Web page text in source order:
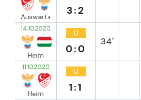
Auswärts 3:2
14.10.2020
Heim
U
0:0
34`
11.10.2020
Heim
U
1:1